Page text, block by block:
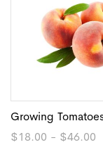
Growing
$18.00 - $46.00